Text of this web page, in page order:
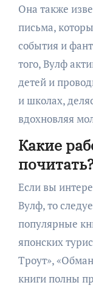
Она также
письма,
события и
того, Вулф
детей и
и школах,
вдохновляя
Какие
Если вы
Вулф, то
популярные
японских
Тpоут»,
книги полны